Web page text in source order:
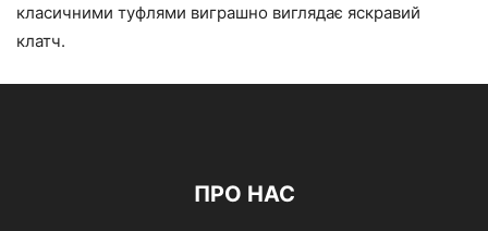
класичними туфлями виграшно виглядає яскравий
клатч.
ПРО НАС